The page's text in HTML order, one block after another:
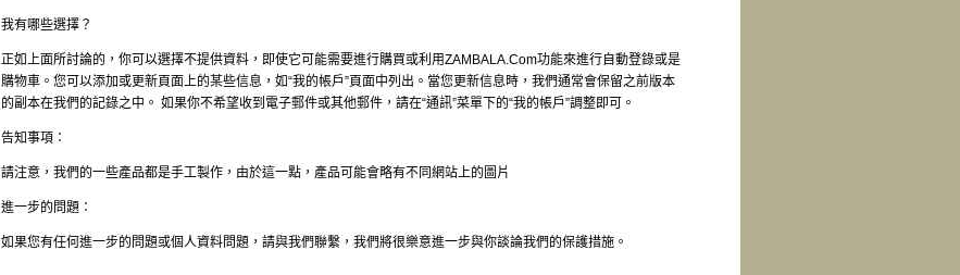
我有哪些選擇？
正如上面所討論的，你可以選擇不提供資料，即使它可能需要進行購買或利用ZAMBALA.Com功能來進行自動登錄或是
購物車。您可以添加或更新頁面上的某些信息，如“我的帳戶”頁面中列出。當您更新信息時，我們通常會保留之前版本
的副本在我們的記錄之中。 如果你不希望收到電子郵件或其他郵件，請在“通訊”菜單下的“我的帳戶”調整即可。
告知事項：
請注意，我們的一些產品都是手工製作，由於這一點，產品可能會略有不同網站上的圖片
進一步的問題：
如果您有任何進一步的問題或個人資料問題，請與我們聯繫，我們將很樂意進一步與你談論我們的保護措施。